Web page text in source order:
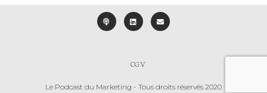
CGV
Le Podcast du Marketing - Tous droits réservés 2020